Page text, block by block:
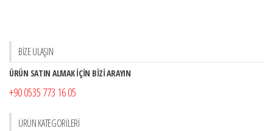
BİZE ULAŞIN
ÜRÜN SATIN ALMAK İÇİN BİZİ ARAYIN
+90 0535 773 16 05
ÜRÜN KATEGORILERI